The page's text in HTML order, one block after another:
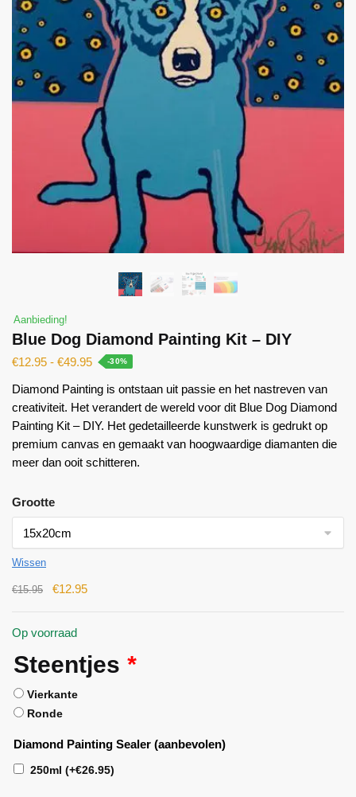
Aanbieding!
Blue Dog Diamond Painting Kit – DIY
€12.95 - €49.95 -30%
Diamond Painting is ontstaan ​​uit passie en het nastreven van
creativiteit. Het verandert de wereld voor dit Blue Dog Diamond
Painting Kit – DIY. Het gedetailleerde kunstwerk is gedrukt op
premium canvas en gemaakt van hoogwaardige diamanten die
meer dan ooit schitteren.
Grootte
Wissen
€15.95 €12.95
Op voorraad
Steentjes *
Vierkante
Ronde
Diamond Painting Sealer (aanbevolen)
250ml (+€26.95)